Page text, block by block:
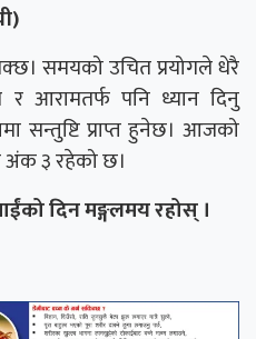
समयको उचित प्रयोगले धेरै
र आरामतर्फ पनि ध्यान दिनु
सन्तुष्टि प्राप्त हुनेछ। आजको
अंक ३ रहेको छ।
दिन मङ्गलमय रहोस् ।